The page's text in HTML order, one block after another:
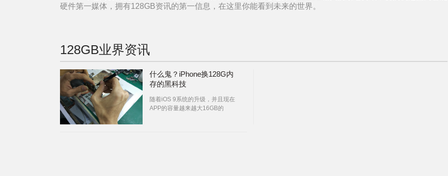
硬件第一媒体，拥有128GB资讯的第一信息，在这里你能看到未来的世界。
128GB业界资讯
什么鬼？iPhone换128G内
存的黑科技
随着iOS 9系统的升级，并且现在
APP的容量越来越大16GB的